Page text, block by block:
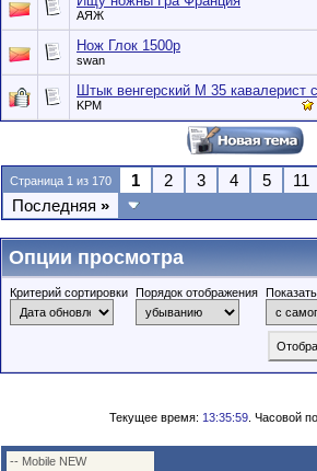
АЯЖ
Нож Глок 1500р
swan
Штык венгерский М 35 кавалерист
KPM
Страница 1 из 170 1 2 3 4 5 11
Последняя »
Опции просмотра
Критерий сортировки Порядок отображения Показать
Текущее время: 13:35:59. Часовой